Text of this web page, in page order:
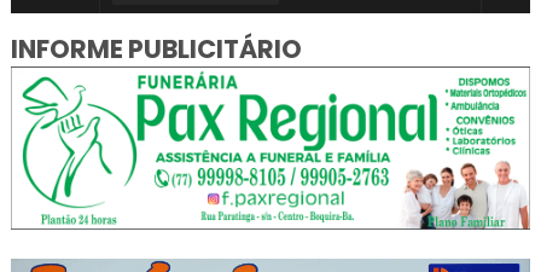
INFORME PUBLICITÁRIO